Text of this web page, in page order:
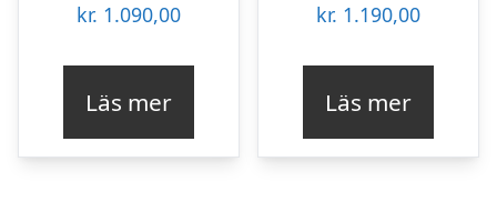
kr. 1.090,00
Läs mer
kr. 1.190,00
Läs mer